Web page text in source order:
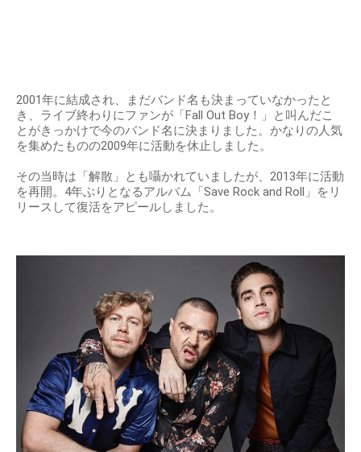
2001年に結成され、まだバンド名も決まっていなかったと
き、ライブ終わりにファンが「Fall Out Boy！」と叫んだこ
とがきっかけで今のバンド名に決まりました。かなりの人気
を集めたものの2009年に活動を休止しました。
その当時は「解散」とも囁かれていましたが、2013年に活動
を再開。4年ぶりとなるアルバム「Save Rock and Roll」をリ
リースして復活をアピールしました。